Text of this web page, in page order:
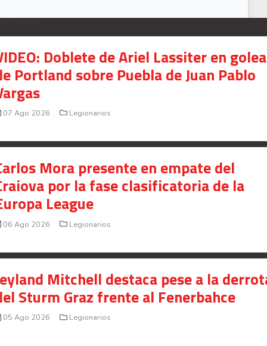
Doblete de Ariel Lassiter en
Portland sobre Puebla de Juan Pablo
07 Ago 2026 Legionarios
Mora presente en empate del
por la fase clasificatoria de la
League
06 Ago 2026 Legionarios
Mitchell destaca pese a la
Sturm Graz frente al Fenerbahce
05 Ago 2026 Legionarios